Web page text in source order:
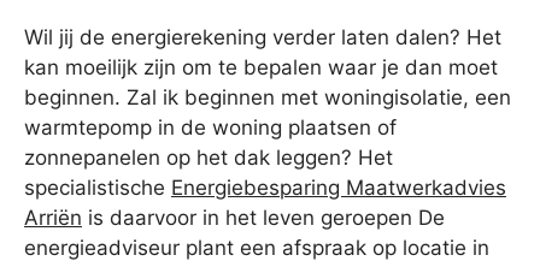
Wil jij de energierekening verder laten dalen? Het
kan moeilijk zijn om te bepalen waar je dan moet
beginnen. Zal ik beginnen met woningisolatie, een
warmtepomp in de woning plaatsen of
zonnepanelen op het dak leggen? Het
specialistische Energiebesparing Maatwerkadvies
Arriën is daarvoor in het leven geroepen De
energieadviseur plant een afspraak op locatie in